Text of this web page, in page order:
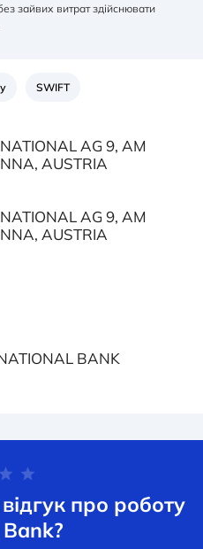
зайвих витрат здійснювати
SWIFT
AG 9, AM
AUSTRIA
AG 9, AM
AUSTRIA
BANK
про роботу